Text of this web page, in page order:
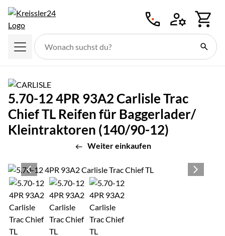
5.70-12 4PR 93A2 Carlisle Trac
Chief TL Reifen für Baggerlader/
Kleintraktoren (140/90-12)
Weiter einkaufen
Produktgalerie
Zur Kaufbox springen